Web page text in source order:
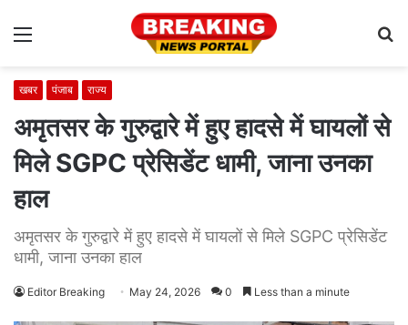
Menu
खबर पंजाब राज्य
अमृतसर के गुरुद्वारे में हुए हादसे में घायलों से
मिले SGPC प्रेसिडेंट धामी, जाना उनका
हाल
अमृतसर के गुरुद्वारे में हुए हादसे में घायलों से मिले SGPC प्रेसिडेंट
धामी, जाना उनका हाल
Editor Breaking May 24, 2026 0 Less than a minute